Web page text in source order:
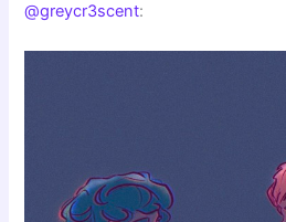
@greycr3scent: